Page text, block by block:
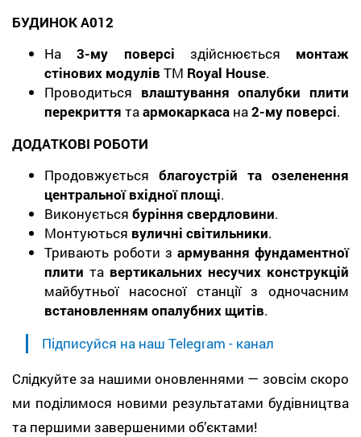
БУДИНОК А012
На3-му поверсі здійснюється монтаж
стінових модулів ТМ Royal House.
Проводиться влаштування опалубки плити
перекриття таармокаркаса на2-му поверсі.
ДОДАТКОВІ РОБОТИ
Продовжується благоустрій та озеленення
центральної вхідної площі.
Виконується буріння свердловини.
Монтуються вуличні світильники.
Тривають роботи з армування фундаментної
плити та вертикальних несучих конструкцій
майбутньої насосної станції з одночасним
встановленням опалубних щитів.
Підписуйся на наш Telegram - канал
Слідкуйте за нашими оновленнями — зовсім скоро
ми поділимося новими результатами будівництва
та першими завершеними об’єктами!